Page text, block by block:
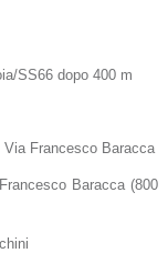
SS66 dopo 400 m
Via Francesco Baracca
Baracca (800